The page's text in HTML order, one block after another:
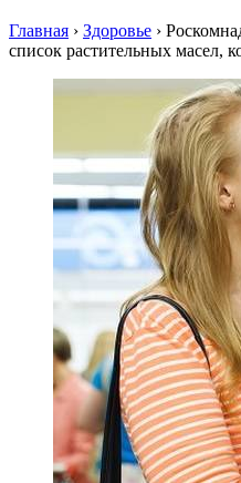
Главная › Здоровье ›
список растительных масел,